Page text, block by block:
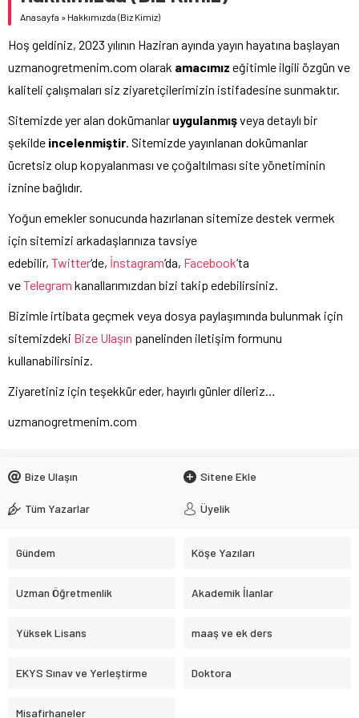
BAKANI MİKANADZE İLE BİR ARAYA GELDİ
YÖNETMELİĞİ’NDE YAPILAN DEĞİŞİKLİK, RESMÎ GAZETE’DE
YAYIMLANDI
Anasayfa » Hakkımızda (Biz Kimiz)
Hoş geldiniz, 2023 yılının Haziran ayında yayın hayatına başlayan
uzmanogretmenim.com olarak amacımız eğitimle ilgili özgün ve
kaliteli çalışmaları siz ziyaretçilerimizin istifadesine sunmaktır.
Sitemizde yer alan dokümanlar uygulanmışveya detaylı bir
şekilde incelenmiştir . Sitemizde yayınlanan dokümanlar
ücretsiz olup kopyalanması ve çoğaltılması site yönetiminin
iznine bağlıdır.
Yoğun emekler sonucunda hazırlanan sitemize destek vermek
için sitemizi arkadaşlarınıza tavsiye
edebilir, Twitter‘de, İnstagram‘da, Facebook‘ta
veTelegram kanallarımızdan bizi takip edebilirsiniz.
Bizimle irtibata geçmek veya dosya paylaşımında bulunmak için
sitemizdeki Bize Ulaşın panelinden iletişim formunu
kullanabilirsiniz.
Ziyaretiniz için teşekkür eder, hayırlı günler dileriz…
uzmanogretmenim.com
Bize Ulaşın Sitene Ekle
Tüm Yazarlar Üyelik
Gündem Köşe Yazıları
Uzman Öğretmenlik Akademik İlanlar
Yüksek Lisans maaş ve ek ders
EKYS Sınav ve Yerleştirme Doktora
Misafirhaneler